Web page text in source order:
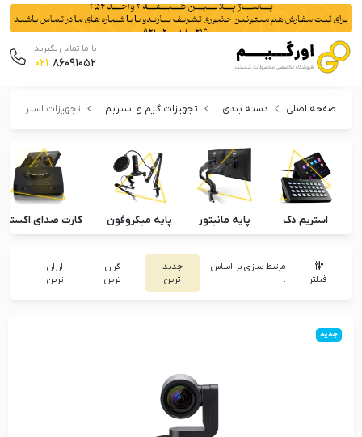
با ما تماس بگیرید
021 86091052
صفحه اصلی دسته بندی تجهیزات گیم و استریم تجهیزات استریم
استریم دک پایه مانیتور پایه میکروفون کارت صدای
فیلتر
مرتبط سازی بر اساس
:
جدید
ترین
گران
ترین
ارزان
ترین
جدید